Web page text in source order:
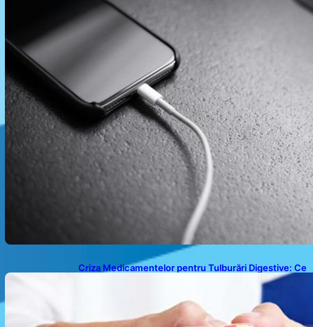
Criza Medicamentelor pentru Tulburări Digestive: Ce
Înseamnă Suspendarea Colebil și Panzcebil pentru